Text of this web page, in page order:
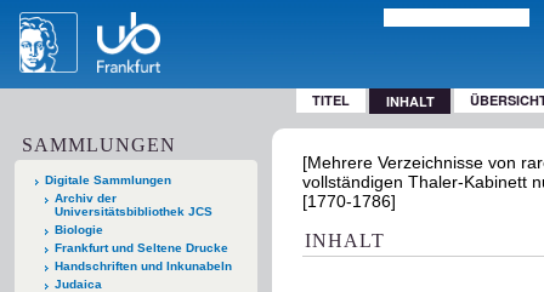
TITEL INHALT
SAMMLUNGEN
Digitale Sammlungen
Archiv der
Universitätsbibliothek JCS
Biologie
Frankfurt und Seltene Drucke
Handschriften und Inkunabeln
Judaica
[Mehrere Verzeichnisse von
vollständigen Thaler-Kabinett
[1770-1786]
INHALT